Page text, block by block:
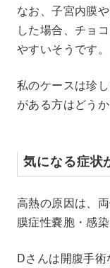
なお、子宮内膜
した場合、チョ
やすいそうです。
私のケースは珍
がある方はどう
気になる症状
高熱の原因は、
膜症性嚢胞・感
Dさんは開腹手